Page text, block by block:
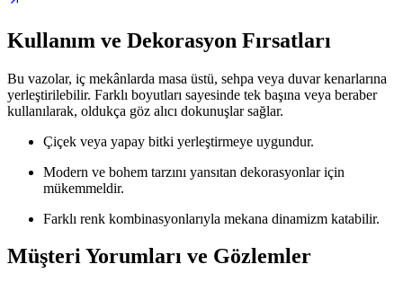
Kullanım ve Dekorasyon Fırsatları
Bu vazolar, iç mekânlarda masa üstü, sehpa veya duvar kenarlarına
yerleştirilebilir. Farklı boyutları sayesinde tek başına veya beraber
kullanılarak, oldukça göz alıcı dokunuşlar sağlar.
Çiçek veya yapay bitki yerleştirmeye uygundur.
Modern ve bohem tarzını yansıtan dekorasyonlar için
mükemmeldir.
Farklı renk kombinasyonlarıyla mekana dinamizm katabilir.
Müşteri Yorumları ve Gözlemler